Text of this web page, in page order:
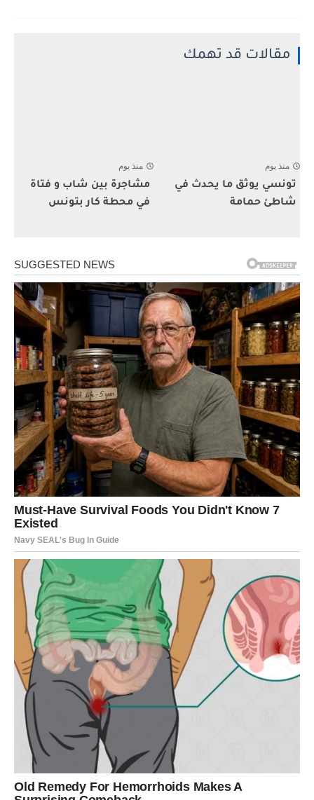
مقالات قد تهمك
منذ يوم
تونسي يوثق ما يحدث في
شاطئ حمامة
منذ يوم
مشاجرة بين شاب و فتاة
في محطة كار بتونس